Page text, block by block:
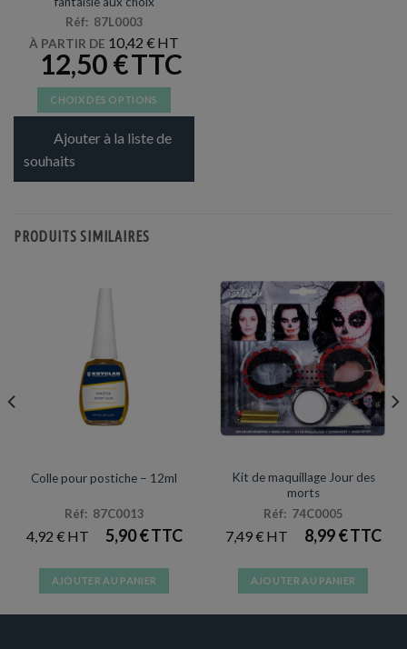
Réf: 87L0003
À PARTIR DE 10,42 €
12,50€
CHOIX DES OPTIONS
Ce
produit
options
du
produit
Ajouter à la liste de
souhaits
PRODUITS SIMILAIRES
Colle pour postiche – 12ml
Réf: 87C0013
4,92 € 5,90€
AJOUTER AU PANIER
Kit de maquillage Jour des
morts
Réf: 74C0005
7,49€ 8,99€
AJOUTER AU PANIER